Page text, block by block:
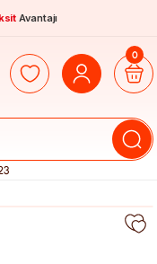
Avantajı
0